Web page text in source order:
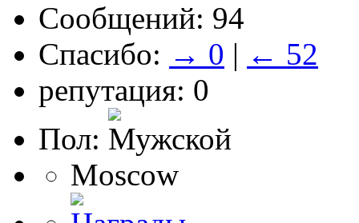
Сообщений: 94
Спасибо: → 0 | ← 52
репутация: 0
Пол:
Moscow